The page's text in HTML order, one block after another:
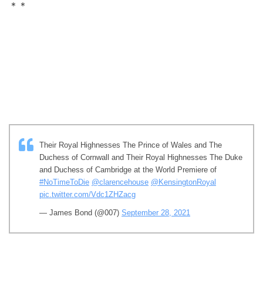
＊＊
Their Royal Highnesses The Prince of Wales and The
Duchess of Cornwall and Their Royal Highnesses The Duke
and Duchess of Cambridge at the World Premiere of
#NoTimeToDie @clarencehouse @KensingtonRoyal
pic.twitter.com/Vdc1ZHZacg
— James Bond (@007) September 28, 2021